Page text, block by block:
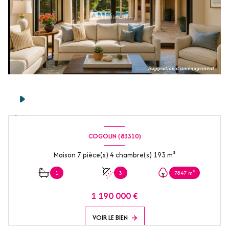
COGOLIN (83310)
Maison 7 pièce(s) 4 chambre(s) 193 m²
1 3 7847 m²
1 190 000 €
VOIR LE BIEN